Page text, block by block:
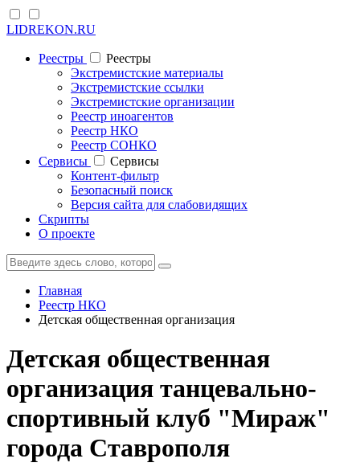
LIDREKON.RU
Реестры
Реестры
Экстремистские материалы
Экстремистские ссылки
Экстремистские организации
Реестр иноагентов
Реестр НКО
Реестр СОНКО
Cервисы
Cервисы
Контент-фильтр
Безопасный поиск
Версия сайта для слабовидящих
Скрипты
О проекте
Главная
Реестр НКО
Детская общественная организация
Детская общественная
организация танцевально-
спортивный клуб "Мираж"
города Ставрополя